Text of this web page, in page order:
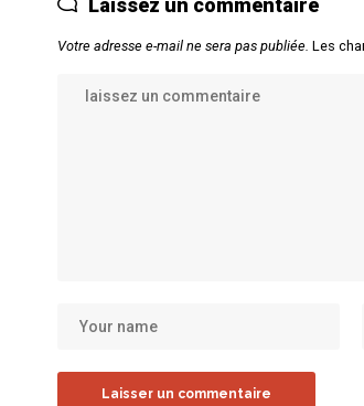
Laissez un commentaire
Votre adresse e-mail ne sera pas publiée. Les